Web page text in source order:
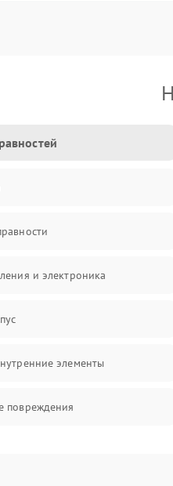
и электроника
элементы
повреждения